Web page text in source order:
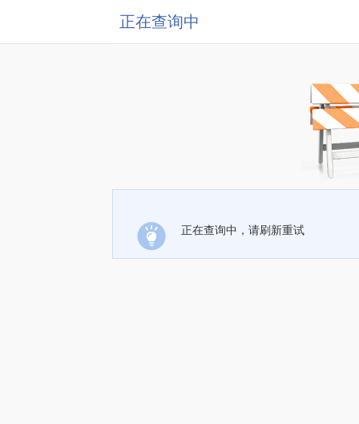
正在查询中
正在查询中，请刷新重试